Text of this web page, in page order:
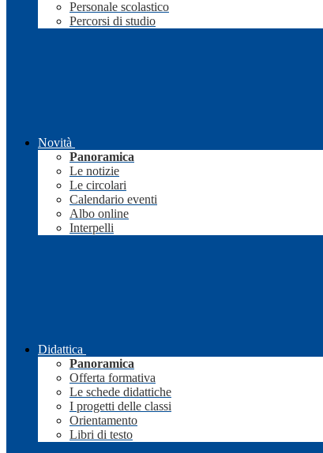
Personale scolastico
Percorsi di studio
Novità
Panoramica
Le notizie
Le circolari
Calendario eventi
Albo online
Interpelli
Didattica
Panoramica
Offerta formativa
Le schede didattiche
I progetti delle classi
Orientamento
Libri di testo